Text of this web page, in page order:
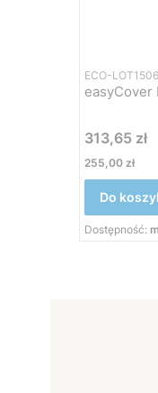
ECO-
easyCover
Cena
313,65 zł
Cena
255,00 zł
Do
Dostępność: